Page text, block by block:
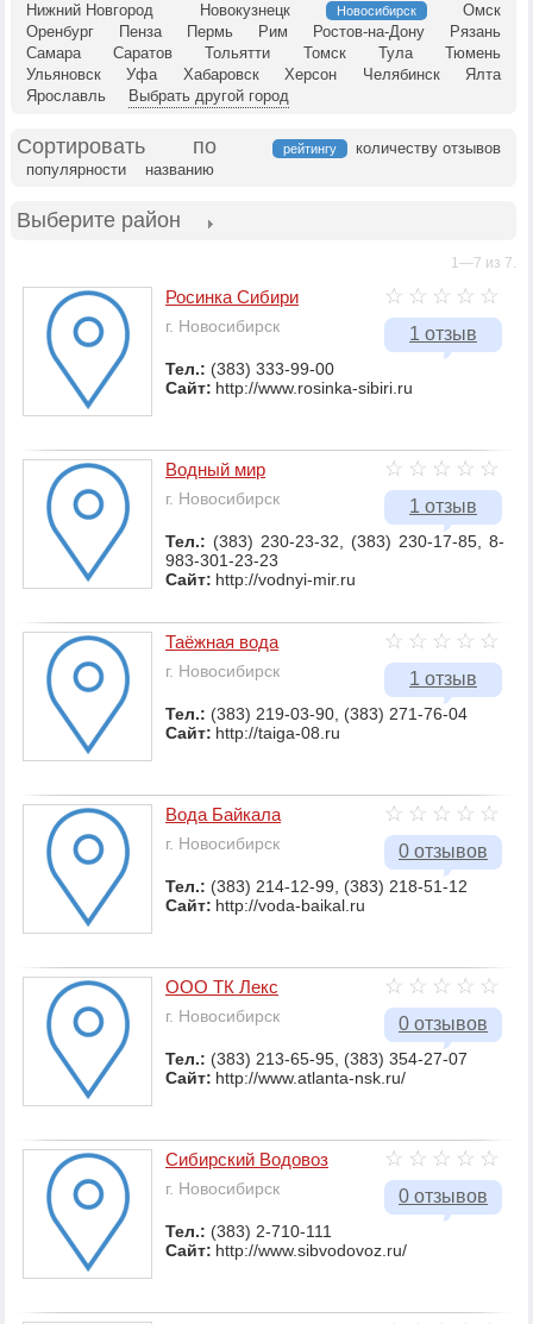
Нижний Новгород
Новокузнецк Новосибирск
Омск
Оренбург
Пенза Пермь Рим Ростов-на-Дону
Рязань
Самара
Саратов Тольятти Томск Тула
Тюмень
Ульяновск
Уфа Хабаровск Херсон Челябинск
Ялта
Ярославль
Выбрать другой город
Сортировать по рейтингу
количеству отзывов
популярности
названию
Выберите район
1—7 из 7.
1 отзыв
Росинка Сибири
г. Новосибирск
Тел.: (383) 333-99-00
Сайт: http://www.rosinka-sibiri.ru
1 отзыв
Водный мир
г. Новосибирск
Тел.: (383) 230-23-32, (383) 230-17-85, 8-
983-301-23-23
Сайт: http://vodnyi-mir.ru
1 отзыв
Таёжная вода
г. Новосибирск
Тел.: (383) 219-03-90, (383) 271-76-04
Сайт: http://taiga-08.ru
0 отзывов
Вода Байкала
г. Новосибирск
Тел.: (383) 214-12-99, (383) 218-51-12
Сайт: http://voda-baikal.ru
0 отзывов
ООО ТК Лекс
г. Новосибирск
Тел.: (383) 213-65-95, (383) 354-27-07
Сайт: http://www.atlanta-nsk.ru/
0 отзывов
Сибирский Водовоз
г. Новосибирск
Тел.: (383) 2-710-111
Сайт: http://www.sibvodovoz.ru/